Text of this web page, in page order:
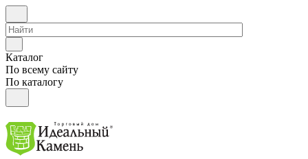
Каталог
По всему сайту
По каталогу